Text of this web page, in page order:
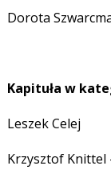
Dorota
Kapituła w
Leszek Celej
Krzysztof Knittel